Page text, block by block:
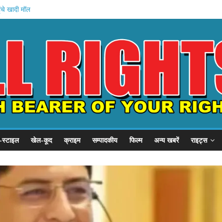
खादी मॉल
की शुरुआत
हजार करोड़
इनामी अरेस्ट
खेल-कूद क्राइम सम्पादकीय फिल्म अन्य खबरें राइट्स